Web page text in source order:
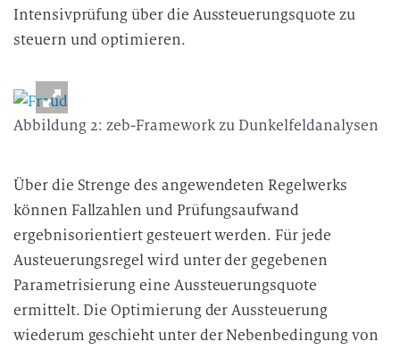
Intensivprüfung über die Aussteuerungsquote zu
steuern und optimieren.
Abbildung 2: zeb-Framework zu Dunkelfeldanalysen
Über die Strenge des angewendeten Regelwerks
können Fallzahlen und Prüfungsaufwand
ergebnisorientiert gesteuert werden. Für jede
Austeuerungsregel wird unter der gegebenen
Parametrisierung eine Aussteuerungsquote
ermittelt. Die Optimierung der Aussteuerung
wiederum geschieht unter der Nebenbedingung von